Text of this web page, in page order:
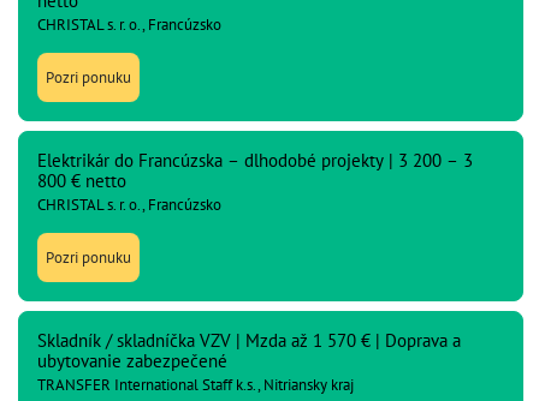
CHRISTAL s. r. o., Francúzsko
Pozri ponuku
Elektrikár do Francúzska – dlhodobé projekty | 3 200 – 3
800 € netto
CHRISTAL s. r. o., Francúzsko
Pozri ponuku
Skladník / skladníčka VZV | Mzda až 1 570 € | Doprava a
ubytovanie zabezpečené
TRANSFER International Staff k.s., Nitriansky kraj